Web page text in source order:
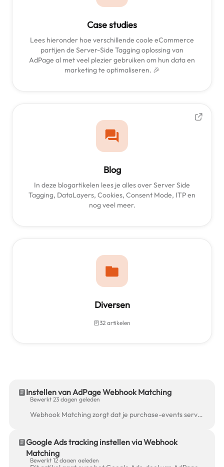
Case studies
Lees hieronder hoe verschillende coole eCommerce
partijen de Server-Side Tagging oplossing van
AdPage al met veel plezier gebruiken om hun data en
marketing te optimaliseren. 🎉
Blog
In deze blogartikelen lees je alles over Server Side
Tagging, DataLayers, Cookies, Consent Mode, ITP en
nog veel meer.
Diversen
32 artikelen
Instellen van AdPage Webhook Matching
Bewerkt 23 dagen geleden
Webhook Matching zorgt dat je purchase-events server-side gevalideerd en ontdubbeld worden voordat ze naar GA4, Meta, Google Ads, TikTok of Pinterest ...
Google Ads tracking instellen via Webhook
Matching
Bewerkt 12 dagen geleden